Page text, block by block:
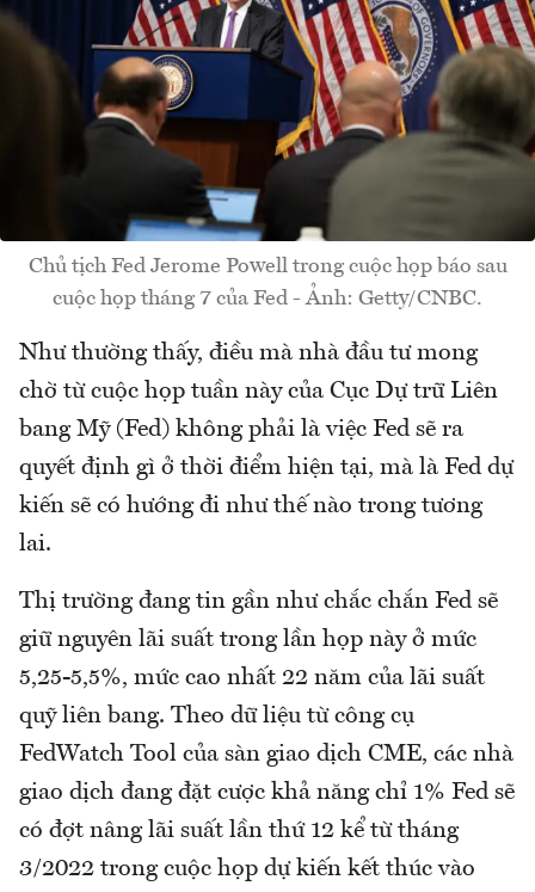
Chủ tịch Fed Jerome Powell trong cuộc họp báo sau
cuộc họp tháng 7 của Fed - Ảnh: Getty/CNBC.
Như thường thấy, điều mà nhà đầu tư mong
chờ từ cuộc họp tuần này của Cục Dự trữ Liên
bang Mỹ (Fed) không phải là việc Fed sẽ ra
quyết định gì ở thời điểm hiện tại, mà là Fed dự
kiến sẽ có hướng đi như thế nào trong tương
lai.
Thị trường đang tin gần như chắc chắn Fed sẽ
giữ nguyên lãi suất trong lần họp này ở mức
5,25-5,5%, mức cao nhất 22 năm của lãi suất
quỹ liên bang. Theo dữ liệu từ công cụ
FedWatch Tool của sàn giao dịch CME, các nhà
giao dịch đang đặt cược khả năng chỉ 1% Fed sẽ
có đợt nâng lãi suất lần thứ 12 kể từ tháng
3/2022 trong cuộc họp dự kiến kết thúc vào